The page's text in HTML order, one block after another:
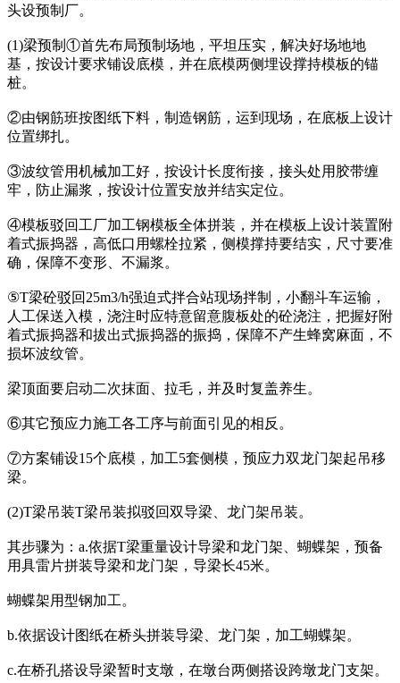
头设预制厂。
(1)梁预制①首先布局预制场地，平坦压实，解决好场地地
基，按设计要求铺设底模，并在底模两侧埋设撑持模板的锚
桩。
②由钢筋班按图纸下料，制造钢筋，运到现场，在底板上设计
位置绑扎。
③波纹管用机械加工好，按设计长度衔接，接头处用胶带缠
牢，防止漏浆，按设计位置安放并结实定位。
④模板驳回工厂加工钢模板全体拼装，并在模板上设计装置附
着式振捣器，高低口用螺栓拉紧，侧模撑持要结实，尺寸要准
确，保障不变形、不漏浆。
⑤T梁砼驳回25m3/h强迫式拌合站现场拌制，小翻斗车运输，
人工保送入模，浇注时应特意留意腹板处的砼浇注，把握好附
着式振捣器和拔出式振捣器的振捣，保障不产生蜂窝麻面，不
损坏波纹管。
梁顶面要启动二次抹面、拉毛，并及时复盖养生。
⑥其它预应力施工各工序与前面引见的相反。
⑦方案铺设15个底模，加工5套侧模，预应力双龙门架起吊移
梁。
(2)T梁吊装T梁吊装拟驳回双导梁、龙门架吊装。
其步骤为：a.依据T梁重量设计导梁和龙门架、蝴蝶架，预备
用具雷片拼装导梁和龙门架，导梁长45米。
蝴蝶架用型钢加工。
b.依据设计图纸在桥头拼装导梁、龙门架，加工蝴蝶架。
c.在桥孔搭设导梁暂时支墩，在墩台两侧搭设跨墩龙门支架。